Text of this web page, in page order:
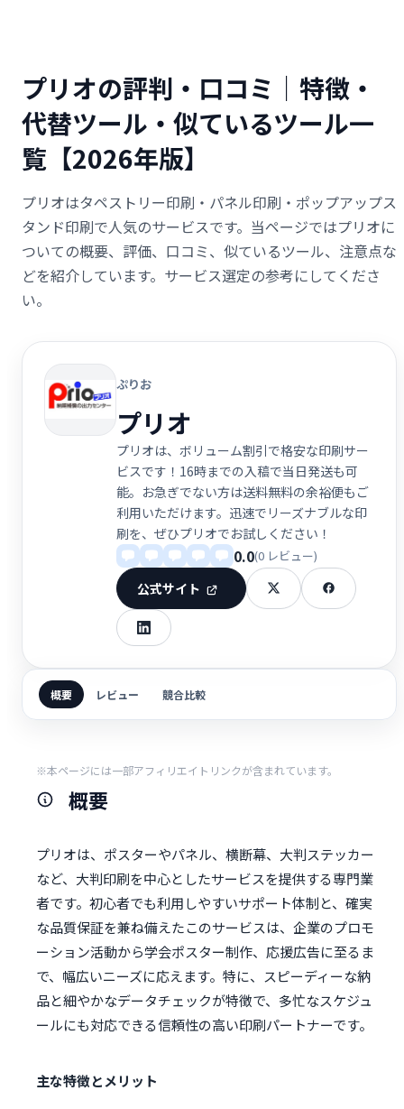
プリオの評判・口コミ｜特徴・
代替ツール・似ているツール一
覧【2026年版】
プリオはタペストリー印刷・パネル印刷・ポップアップス
タンド印刷で人気のサービスです。当ページではプリオに
ついての概要、評価、口コミ、似ているツール、注意点な
どを紹介しています。サービス選定の参考にしてくださ
い。
ぷりお
プリオ
プリオは、ボリューム割引で格安な印刷サー
ビスです！16時までの入稿で当日発送も可
能。お急ぎでない方は送料無料の余裕便もご
利用いただけます。迅速でリーズナブルな印
刷を、ぜひプリオでお試しください！
0.0(0 レビュー)
公式サイト
概要 レビュー 競合比較
※本ページには一部アフィリエイトリンクが含まれています。
概要
プリオは、ポスターやパネル、横断幕、大判ステッカー
など、大判印刷を中心としたサービスを提供する専門業
者です。初心者でも利用しやすいサポート体制と、確実
な品質保証を兼ね備えたこのサービスは、企業のプロモ
ーション活動から学会ポスター制作、応援広告に至るま
で、幅広いニーズに応えます。特に、スピーディーな納
品と細やかなデータチェックが特徴で、多忙なスケジュ
ールにも対応できる信頼性の高い印刷パートナーです。
主な特徴とメリット